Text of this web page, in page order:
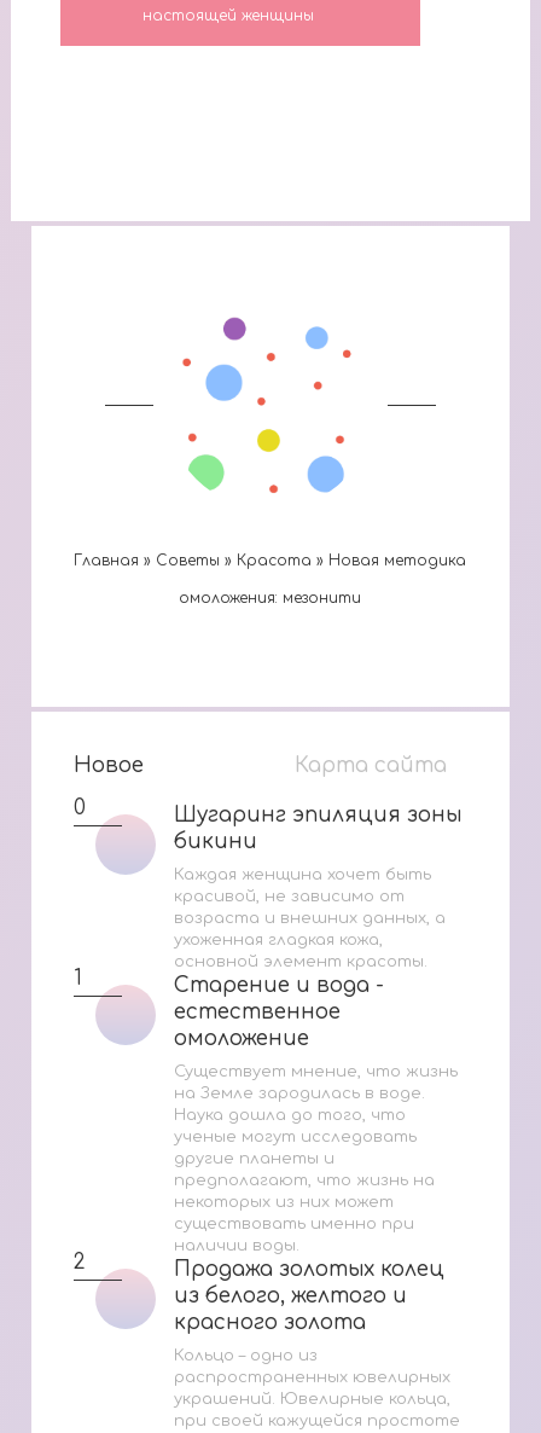
настоящей женщины
Главная » Cоветы » Красота » Новая методика
омоложения: мезонити
Новое
Карта сайта
0
Шугаринг эпиляция зоны
бикини
Шугаринг эпиляция зоны
бикини
Каждая женщина хочет быть
красивой, не зависимо от
возраста и внешних данных, а
ухоженная гладкая кожа,
основной элемент красоты.
1
Старение и вода -
естественное
омоложение
Старение и вода -
естественное
омоложение
Существует мнение, что жизнь
на Земле зародилась в воде.
Наука дошла до того, что
ученые могут исследовать
другие планеты и
предполагают, что жизнь на
некоторых из них может
существовать именно при
наличии воды.
2
Продажа золотых колец
из белого, желтого и
красного золота
Продажа золотых колец
из белого, желтого и
красного золота
Кольцо – одно из
распространенных ювелирных
украшений. Ювелирные кольца,
при своей кажущейся простоте